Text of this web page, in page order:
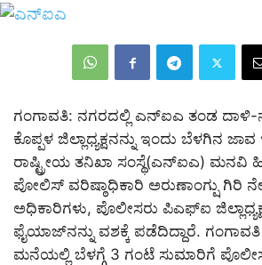
ಗಂಗಾವತಿ: ನಗರದಲ್ಲಿ ಎನ್‌ಐಎ ತಂಡ
ಕೊಪ್ಪಳ ಜಿಲ್ಲಾಧ್ಯಕ್ಷನನ್ನು ಇಂದು ಬೆಳಗಿನ
ರಾಷ್ಟ್ರೀಯ ತನಿಖಾ ಸಂಸ್ಥೆ(ಎನ್‌ಐಎ) ಮನವಿ
ಪೋಲಿಸ್‌ ವರಿಷ್ಠಾಧಿಕಾರಿ ಅರುಣಾಂಗ್ಷು ಗಿರಿ
ಅಧಿಕಾರಿಗಳು, ಪೊಲೀಸರು ಪಿಎಫ್ಐ
ಫೈಯಾಜ್‌ನನ್ನು ವಶಕ್ಕೆ ಪಡೆದಿದ್ದಾರೆ.
ಮನೆಯಲ್ಲಿ ಬೆಳಗ್ಗೆ 3 ಗಂಟೆ ಸುಮಾರಿಗೆ